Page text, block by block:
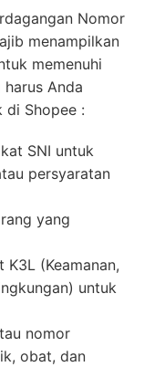
Nomor
menampilkan
memenuhi
Anda
di Shopee :
SNI untuk
persyaratan
yang
(Keamanan,
untuk
nomor
obat, dan